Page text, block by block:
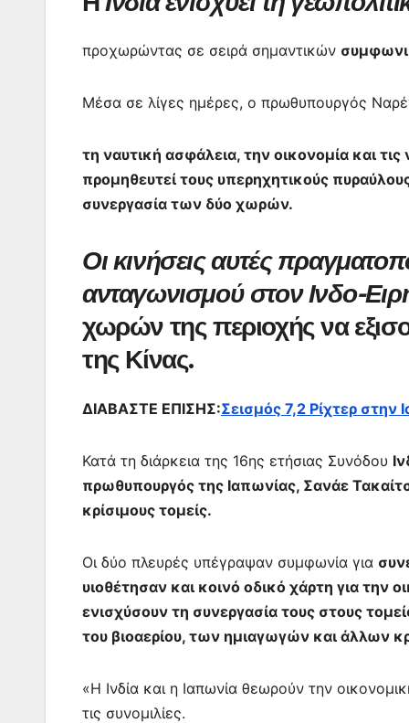
προχωρώντας σε σειρά σημαντικών
Μέσα σε λίγες ημέρες, ο πρωθυπουργός
τη ναυτική ασφάλεια, την οικονομία και
προμηθευτεί τους υπερηχητικούς
συνεργασία των δύο χωρών.
Οι κινήσεις αυτές
ανταγωνισμού στον Ινδο-
χωρών της περιοχής να
της Κίνας.
ΔΙΑΒΑΣΤΕ ΕΠΙΣΗΣ:Σεισμός 7,2 Ρίχτερ στην
Κατά τη διάρκεια της 16ης ετήσιας Συνόδου
πρωθυπουργός της Ιαπωνίας, Σανάε
κρίσιμους τομείς.
Οι δύο πλευρές υπέγραψαν συμφωνία για
υιοθέτησαν και κοινό οδικό χάρτη για
ενισχύσουν τη συνεργασία τους στους
του βιοαερίου, των ημιαγωγών και άλλων
«Η Ινδία και η Ιαπωνία θεωρούν την
τις συνομιλίες.